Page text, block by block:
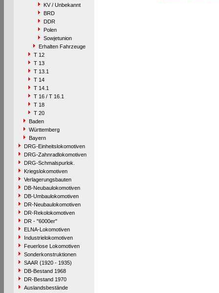
KV / Unbekannt
BRD
DDR
Polen
Sowjetunion
Erhalten Fahrzeuge
T 12
T 13
T 13.1
T 14
T 14.1
T 16 / T 16.1
T 18
T 20
Baden
Württemberg
Bayern
DRG-Einheitslokomotiven
DRG-Zahnradlokomotiven
DRG-Schmalspurlok.
Kriegslokomotiven
Verlagerungsbauten
DB-Neubaulokomotiven
DB-Umbaulokomotiven
DR-Neubaulokomotiven
DR-Rekolokomotiven
DR - "6000er"
ELNA-Lokomotiven
Industrielokomotiven
Feuerlose Lokomotiven
Sonderkonstruktionen
SAAR (1920 - 1935)
DB-Bestand 1968
DR-Bestand 1970
Auslandsbestände